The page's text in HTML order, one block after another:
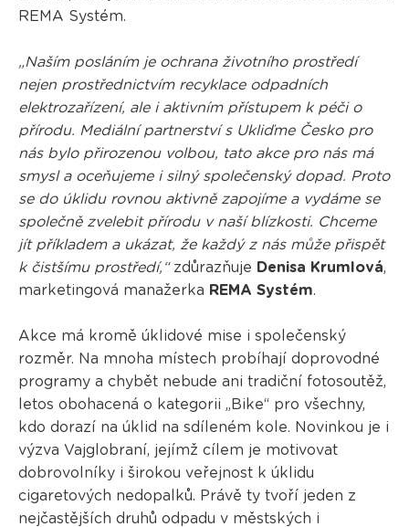
REMA Systém.
„Naším posláním je ochrana životního prostředí
nejen prostřednictvím recyklace odpadních
elektrozařízení, ale i aktivním přístupem k péči o
přírodu. Mediální partnerství s Ukliďme Česko pro
nás bylo přirozenou volbou, tato akce pro nás má
smysl a oceňujeme i silný společenský dopad. Proto
se do úklidu rovnou aktivně zapojíme a vydáme se
společně zvelebit přírodu v naší blízkosti. Chceme
jít příkladem a ukázat, že každý z nás může přispět
k čistšímu prostředí,“zdůrazňuje Denisa Krumlová,
marketingová manažerka REMA Systém.
Akce má kromě úklidové mise i společenský
rozměr. Na mnoha místech probíhají doprovodné
programy a chybět nebude ani tradiční fotosoutěž,
letos obohacená o kategorii „Bike“ pro všechny,
kdo dorazí na úklid na sdíleném kole. Novinkou je i
výzva Vajglobraní, jejímž cílem je motivovat
dobrovolníky i širokou veřejnost k úklidu
cigaretových nedopalků. Právě ty tvoří jeden z
nejčastějších druhů odpadu v městských i